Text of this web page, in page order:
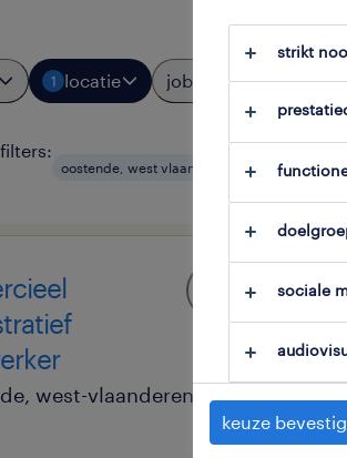
1 locatie jobtypes 1
oostende, west vlaanderen administratie
west-vlaanderen
strikt
sociale
keuze